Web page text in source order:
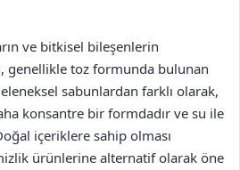
ve bitkisel bileşenlerin
genellikle toz formunda bulunan
sabunlardan farklı olarak,
konsantre bir formdadır ve su ile
içeriklere sahip olması
ürünlerine alternatif olarak öne